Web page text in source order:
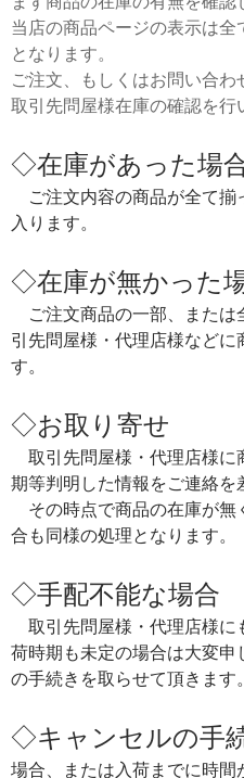
当店の商品ページの表示は全
となります。
ご注文、もしくはお問い合わ
取引先問屋様在庫の確認を行
◇在庫があった場
ご注文内容の商品が全て揃
入ります。
◇在庫が無かった
ご注文商品の一部、または
引先問屋様・代理店様などに
す。
◇お取り寄せ
取引先問屋様・代理店様に
期等判明した情報をご連絡を
その時点で商品の在庫が無
合も同様の処理となります。
◇手配不能な場合
取引先問屋様・代理店様に
荷時期も未定の場合は大変
の手続きを取らせて頂きます。
◇キャンセルの手
場合、または入荷までに時間